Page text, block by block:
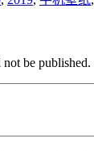
be published.